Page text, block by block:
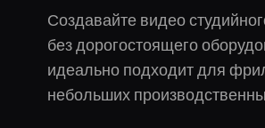
Создавайте видео
без дорогостоящего
идеально подходит для
небольших